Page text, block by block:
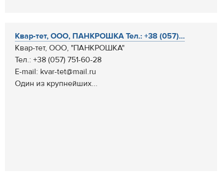
Квар-тет, ООО, ПАНКРОШКА Тел.: +38 (057)...
Квар-тет, ООО, "ПАНКРОШКА"
Тел.: +38 (057) 751-60-28
E-mail: kvar-tet@mail.ru
Один из крупнейших...